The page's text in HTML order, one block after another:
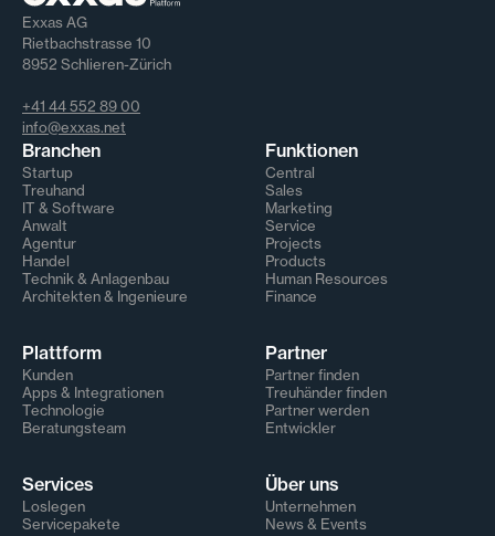
Exxas AG
Rietbachstrasse 10
8952 Schlieren-Zürich
+41 44 552 89 00
info@exxas.net
Branchen
Startup
Treuhand
IT & Software
Anwalt
Agentur
Handel
Technik & Anlagenbau
Architekten & Ingenieure
Funktionen
Central
Sales
Marketing
Service
Projects
Products
Human Resources
Finance
Plattform
Kunden
Apps & Integrationen
Technologie
Beratungsteam
Partner
Partner finden
Treuhänder finden
Partner werden
Entwickler
Services
Loslegen
Servicepakete
Über uns
Unternehmen
News & Events